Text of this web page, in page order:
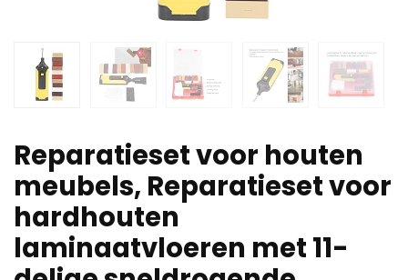
Reparatieset voor houten
meubels, Reparatieset voor
hardhouten
laminaatvloeren met 11-